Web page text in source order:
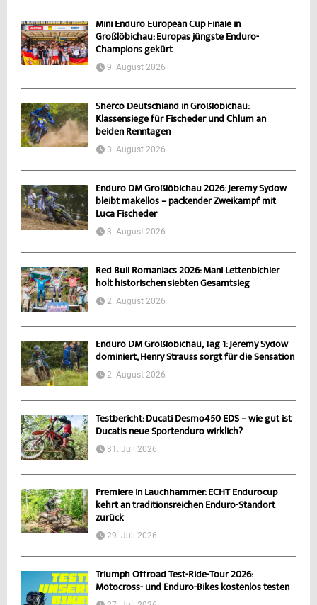
Mini Enduro European Cup Finale in
Großlöbichau: Europas jüngste Enduro-
Champions gekürt
9. August 2026
Sherco Deutschland in Großlöbichau:
Klassensiege für Fischeder und Chlum an
beiden Renntagen
3. August 2026
Enduro DM Großlöbichau 2026: Jeremy Sydow
bleibt makellos – packender Zweikampf mit
Luca Fischeder
3. August 2026
Red Bull Romaniacs 2026: Mani Lettenbichler
holt historischen siebten Gesamtsieg
2. August 2026
Enduro DM Großlöbichau, Tag 1: Jeremy Sydow
dominiert, Henry Strauss sorgt für die Sensation
2. August 2026
Testbericht: Ducati Desmo450 EDS – wie gut ist
Ducatis neue Sportenduro wirklich?
31. Juli 2026
Premiere in Lauchhammer: ECHT Endurocup
kehrt an traditionsreichen Enduro-Standort
zurück
29. Juli 2026
Triumph Offroad Test-Ride-Tour 2026:
Motocross- und Enduro-Bikes kostenlos testen